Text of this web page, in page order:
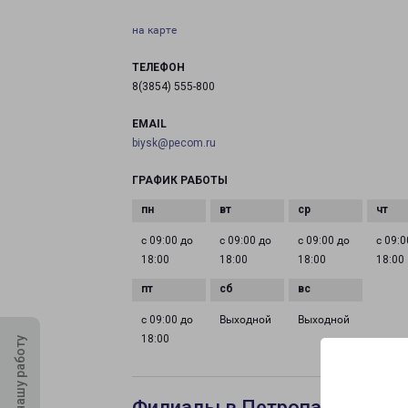
на карте
ТЕЛЕФОН
8(3854) 555-800
EMAIL
biysk@pecom.ru
ГРАФИК РАБОТЫ
с 09:00 до
18:00
с 09:00 до
18:00
с 09:00 до
18:00
с
18:00
с 09:00 до
18:00
Выходной Выходной